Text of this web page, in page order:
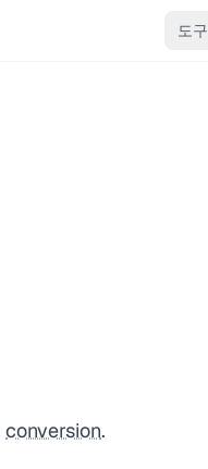
도구
conversion.